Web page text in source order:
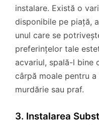
instalare. Există o
disponibile pe piață,
unul care se
preferințelor tale
acvariul, spală-l bine
cârpă moale pentru
murdărie sau praf.
3. Instalarea